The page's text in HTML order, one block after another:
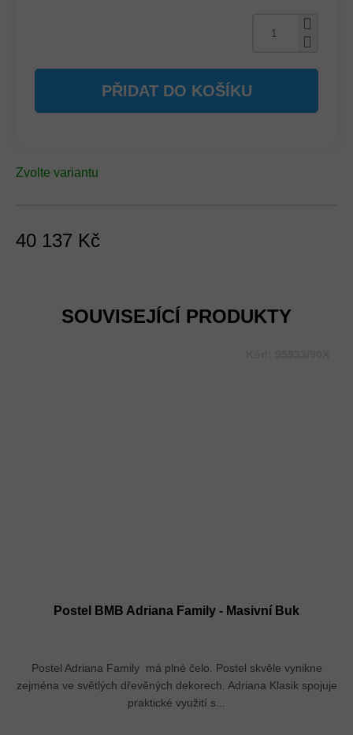
40 137 Kč
Zvolte variantu
PŘIDAT DO KOŠÍKU
SOUVISEJÍCÍ PRODUKTY
Postel BMB Adriana Family - Masivní Buk
Postel Adriana Family má plné čelo. Postel skvěle vynikne
zejména ve světlých dřevěných dekorech. Adriana Klasik spojuje
praktické využití s...